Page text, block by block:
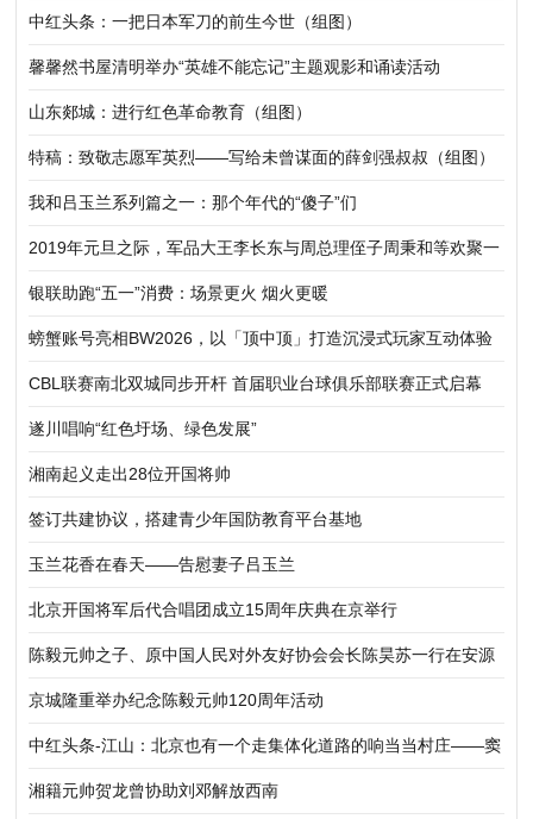
中红头条：一把日本军刀的前生今世（组图）
馨馨然书屋清明举办“英雄不能忘记”主题观影和诵读活动
山东郯城：进行红色革命教育（组图）
特稿：致敬志愿军英烈——写给未曾谋面的薛剑强叔叔（组图）
我和吕玉兰系列篇之一：那个年代的“傻子”们
2019年元旦之际，军品大王李长东与周总理侄子周秉和等欢聚一
堂
银联助跑“五一”消费：场景更火 烟火更暖
螃蟹账号亮相BW2026，以「顶中顶」打造沉浸式玩家互动体验
CBL联赛南北双城同步开杆 首届职业台球俱乐部联赛正式启幕
遂川唱响“红色圩场、绿色发展”
湘南起义走出28位开国将帅
签订共建协议，搭建青少年国防教育平台基地
玉兰花香在春天——告慰妻子吕玉兰
北京开国将军后代合唱团成立15周年庆典在京举行
陈毅元帅之子、原中国人民对外友好协会会长陈昊苏一行在安源
纪念馆考察调研
京城隆重举办纪念陈毅元帅120周年活动
中红头条-江山：北京也有一个走集体化道路的响当当村庄——窦
店（组图）
湘籍元帅贺龙曾协助刘邓解放西南